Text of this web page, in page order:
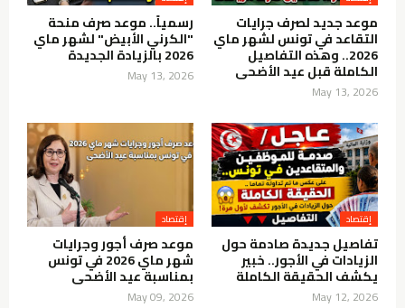
موعد جديد لصرف جرايات
التقاعد في تونس لشهر ماي
2026.. وهذه التفاصيل
الكاملة قبل عيد الأضحى
May 13, 2026
رسمياً.. موعد صرف منحة
"الكرني الأبيض" لشهر ماي
2026 بالزيادة الجديدة
May 13, 2026
إقتصاد
تفاصيل جديدة صادمة حول
الزيادات في الأجور.. خبير
يكشف الحقيقة الكاملة
May 12, 2026
إقتصاد
موعد صرف أجور وجرايات
شهر ماي 2026 في تونس
بمناسبة عيد الأضحى
May 09, 2026